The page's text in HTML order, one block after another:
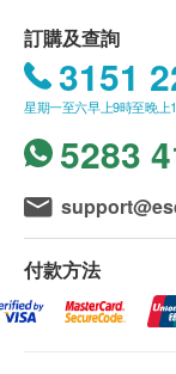
平衡食慾，增
~泰國黑生薑
加快四肢血液
*Ref.: Minami et
billion cfu)
*以60公斤人士用
*效果因人而異，需配
功效:
我們將於確
不排除運送
響。當八號
送貨服務時
所有訂單須
認。倘若生
易有權拒絕
電郵通知顧
保用條款：
訂購及查詢
3151
星期一至六早上9時至晚上
5283
付款方法